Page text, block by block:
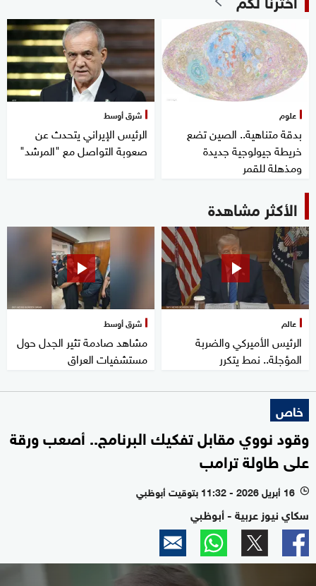
علوم
بدقة متناهية.. الصين تضع
خريطة جيولوجية جديدة
ومذهلة للقمر
شرق أوسط
الرئيس الإيراني يتحدث عن
صعوبة التواصل مع "المرشد"
الأكثر مشاهدة
عالم
الرئيس الأميركي والضربة
المؤجلة.. نمط يتكرر
شرق أوسط
مشاهد صادمة تثير الجدل حول
مستشفيات العراق
خاص
وقود نووي مقابل تفكيك البرنامج.. أصعب ورقة
على طاولة ترامب
l 16 أبريل 2026 - 11:32 بتوقيت أبوظبي
سكاي نيوز عربية - أبوظبي